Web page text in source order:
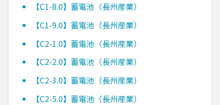
【C1-8.0】蓄電池（長州産業）
【C1-9.0】蓄電池（長州産業）
【C2-1.0】蓄電池（長州産業）
【C2-2.0】蓄電池（長州産業）
【C2-3.0】蓄電池（長州産業）
【C2-5.0】蓄電池（長州産業）